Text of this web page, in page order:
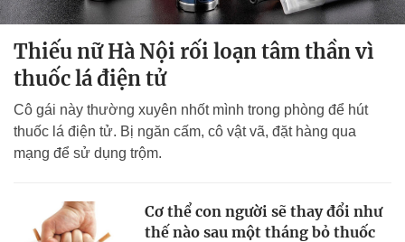
Thiếu nữ Hà Nội rối loạn tâm thần vì
thuốc lá điện tử
Cô gái này thường xuyên nhốt mình trong phòng để hút
thuốc lá điện tử. Bị ngăn cấm, cô vật vã, đặt hàng qua
mạng để sử dụng trộm.
Cơ thể con người sẽ thay đổi như
thế nào sau một tháng bỏ thuốc